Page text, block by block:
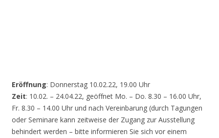
Eröffnung: Donnerstag 10.02.22, 19.00 Uhr
Zeit: 10.02. – 24.04.22, geöffnet Mo. – Do. 8.30 – 16.00 Uhr,
Fr. 8.30 – 14.00 Uhr und nach Vereinbarung (durch Tagungen
oder Seminare kann zeitweise der Zugang zur Ausstellung
behindert werden – bitte informieren Sie sich vor einem